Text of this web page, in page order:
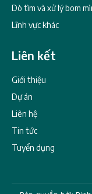
Dò tìm và xử lý bom
Lĩnh vực khác
Liên kết
Giới thiệu
Dự án
Liên hệ
Tin tức
Tuyển dụng